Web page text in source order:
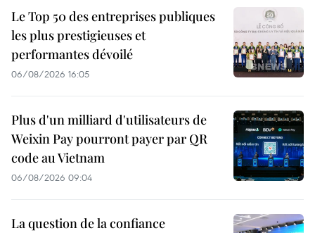
Le Top 50 des entreprises publiques
les plus prestigieuses et
performantes dévoilé
06/08/2026 16:05
Plus d'un milliard d'utilisateurs de
Weixin Pay pourront payer par QR
code au Vietnam
06/08/2026 09:04
La question de la confiance